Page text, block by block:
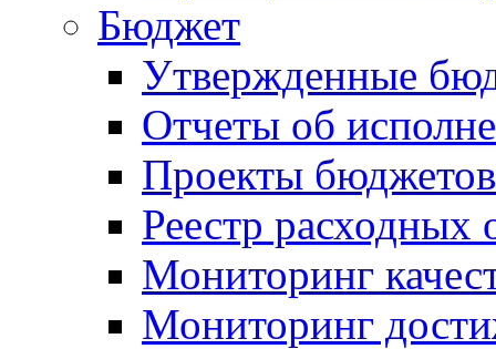
Бюджет
Утвержденные
Отчеты об
Проекты бюджетов
Реестр расходных
Мониторинг
Мониторинг